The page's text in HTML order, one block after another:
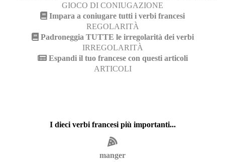
GIOCO DI CONIUGAZIONE
Impara a coniugare tutti i verbi francesi
REGOLARITÀ
Padroneggia TUTTE le irregolarità dei verbi
IRREGOLARITÀ
Espandi il tuo francese con questi articoli
ARTICOLI
I dieci verbi francesi più importanti...
manger